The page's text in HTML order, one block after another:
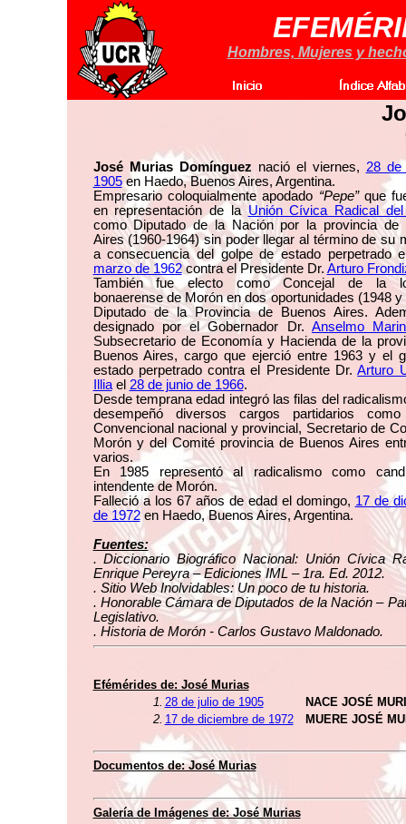
Hombres, Mujeres y
José Murias Domínguez nació el viernes, 28 de
1905en Haedo, Buenos Aires, Argentina.
Empresario coloquialmente apodado “Pepe”que
en representación de la Unión Cívica Radical del
como Diputado de la Nación por la provincia de
Aires (1960-1964) sin poder llegar al término de su
a consecuencia del golpe de estado perpetrado
marzo de 1962contra el Presidente Dr. Arturo
También fue electo como Concejal de la
bonaerense de Morón en dos oportunidades (1948
Diputado de la Provincia de Buenos Aires.
designado por el Gobernador Dr. Anselmo
Subsecretario de Economía y Hacienda de la
Buenos Aires, cargo que ejerció entre 1963 y el
estado perpetrado contra el Presidente Dr.Arturo
Illiael 28 de junio de 1966.
Desde temprana edad integró las filas del
desempeñó diversos cargos partidarios
Convencional nacional y provincial, Secretario de
Morón y del Comité provincia de Buenos Aires
varios.
En 1985 representó al radicalismo como
intendente de Morón.
Falleció a los 67 años de edad el domingo, 17 de
de 1972en Haedo, Buenos Aires, Argentina.
Fuentes:
. Diccionario Biográfico Nacional: Unión Cívica
Enrique Pereyra – Ediciones IML – 1ra. Ed. 2012.
. Sitio Web Inolvidables: Un poco de tu historia.
. Honorable Cámara de Diputados de la Nación –
Legislativo.
. Historia de Morón - Carlos Gustavo Maldonado.
Efémérides de: José Murias
1. 28 de julio de 1905
NACE JOSÉ
2. 17 de diciembre de 1972 MUERE JOSÉ
Documentos de: José Murias
Galería de Imágenes de: José Murias